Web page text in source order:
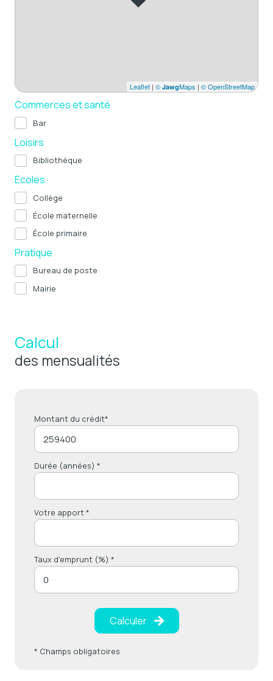
Leaflet | © JawgMaps | © OpenStreetMap
Commerces et santé
Bar
Loisirs
Bibliothèque
Ecoles
Collège
École maternelle
École primaire
Pratique
Bureau de poste
Mairie
Calcul
des mensualités
Montant du crédit*
Durée (années) *
Votre apport *
Taux d'emprunt (%) *
Calculer
* Champs obligatoires